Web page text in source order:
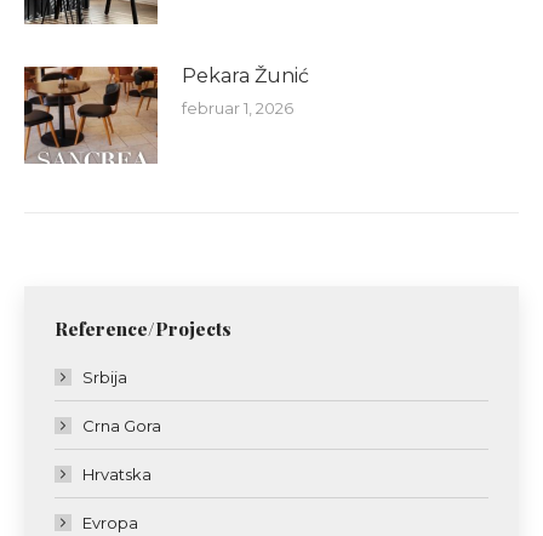
Pekara Žunić
februar 1, 2026
Reference/Projects
Srbija
Crna Gora
Hrvatska
Evropa